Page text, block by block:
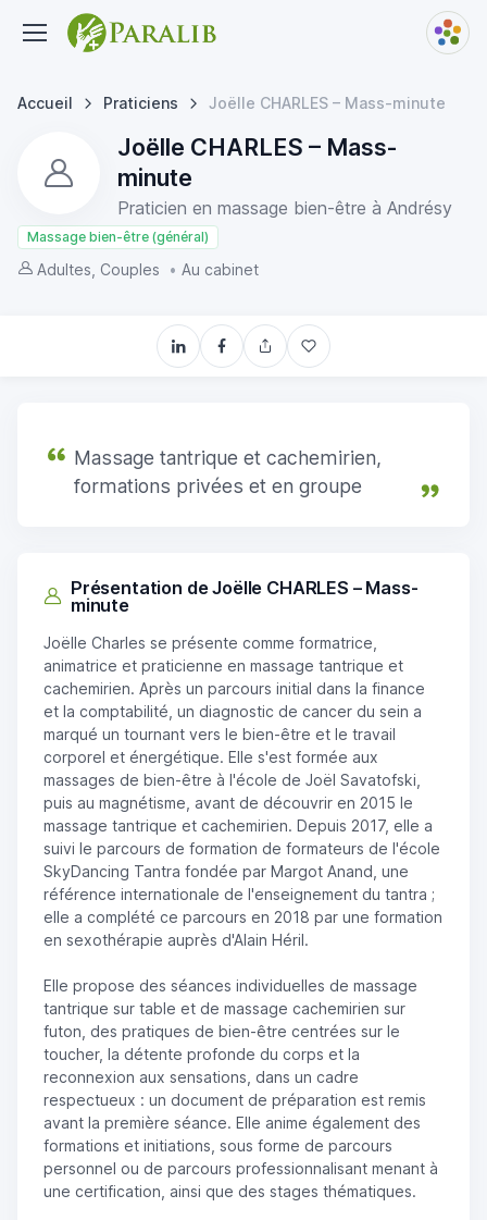
Accueil Praticiens Joëlle CHARLES – Mass-minute
Joëlle CHARLES – Mass-
minute
Praticien en massage bien-être à Andrésy
Massage bien-être (général)
Adultes, Couples • Au cabinet
Massage tantrique et cachemirien,
formations privées et en groupe
Présentation de Joëlle CHARLES – Mass-
minute
Joëlle Charles se présente comme formatrice,
animatrice et praticienne en massage tantrique et
cachemirien. Après un parcours initial dans la finance
et la comptabilité, un diagnostic de cancer du sein a
marqué un tournant vers le bien-être et le travail
corporel et énergétique. Elle s'est formée aux
massages de bien-être à l'école de Joël Savatofski,
puis au magnétisme, avant de découvrir en 2015 le
massage tantrique et cachemirien. Depuis 2017, elle a
suivi le parcours de formation de formateurs de l'école
SkyDancing Tantra fondée par Margot Anand, une
référence internationale de l'enseignement du tantra ;
elle a complété ce parcours en 2018 par une formation
en sexothérapie auprès d'Alain Héril.
Elle propose des séances individuelles de massage
tantrique sur table et de massage cachemirien sur
futon, des pratiques de bien-être centrées sur le
toucher, la détente profonde du corps et la
reconnexion aux sensations, dans un cadre
respectueux : un document de préparation est remis
avant la première séance. Elle anime également des
formations et initiations, sous forme de parcours
personnel ou de parcours professionnalisant menant à
une certification, ainsi que des stages thématiques.